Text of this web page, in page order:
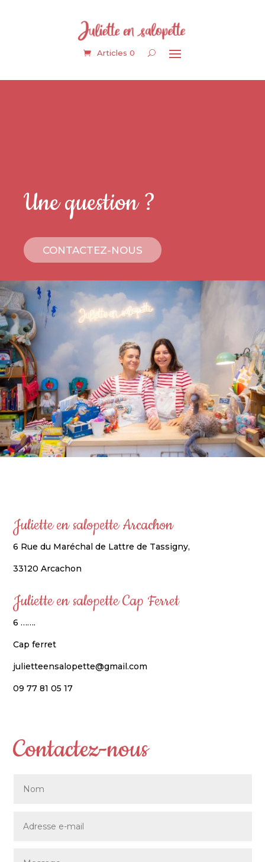
Articles 0
Une question ?
CONTACTEZ-NOUS
Juliette en salopette Arcachon
6 Rue du Maréchal de Lattre de Tassigny,
33120 Arcachon
Juliette en salopette Cap Ferret
6 …….
Cap ferret
julietteensalopette@gmail.com
09 77 81 05 17
Contactez-nous